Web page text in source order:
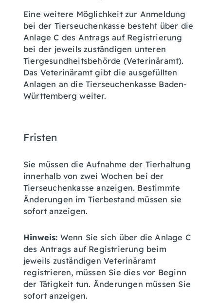
Eine weitere Möglichkeit zur Anmeldung
bei der Tierseuchenkasse besteht über die
Anlage C des Antrags auf Registrierung
bei der jeweils zuständigen unteren
Tiergesundheitsbehörde (Veterinäramt).
Das Veterinäramt gibt die ausgefüllten
Anlagen an die Tierseuchenkasse Baden-
Württemberg weiter.
Fristen
Sie müssen die Aufnahme der Tierhaltung
innerhalb von zwei Wochen bei der
Tierseuchenkasse anzeigen. Bestimmte
Änderungen im Tierbestand müssen sie
sofort anzeigen.
Hinweis: Wenn Sie sich über die Anlage C
des Antrags auf Registrierung beim
jeweils zuständigen Veterinäramt
registrieren, müssen Sie dies vor Beginn
der Tätigkeit tun. Änderungen müssen Sie
sofort anzeigen.